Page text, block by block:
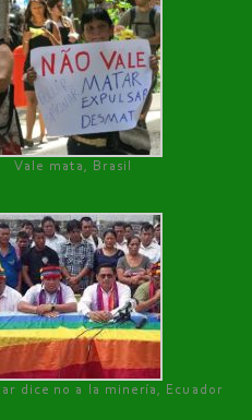
Vale mata, Brasil
dice no a la minería, Ecuador